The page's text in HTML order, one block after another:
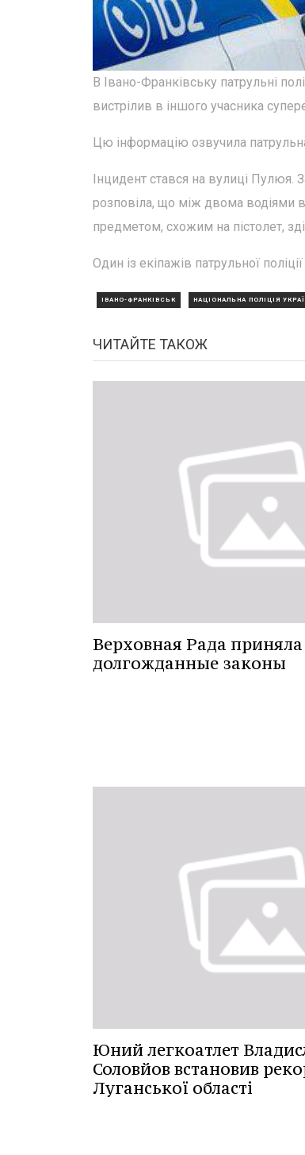
В Івано-Франківську патрульні
вистрілив в іншого учасника
Цю інформацію озвучила
Інцидент стався на вулиці Пулюя.
розповіла, що між двома водіями
предметом, схожим на пістолет,
Один із екіпажів патрульної
ІВАНО-ФРАНКІВСЬК НАЦІОНАЛЬНА ПОЛІЦІЯ
ЧИТАЙТЕ ТАКОЖ
Верховная Рада приняла
долгожданные законы
Юний легкоатлет
Соловйов встановив
Луганської області